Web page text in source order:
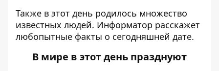
Также в этот день родилось множество
известных людей. Информатор расскажет
любопытные факты о сегодняшней дате.
В мире в этот день празднуют